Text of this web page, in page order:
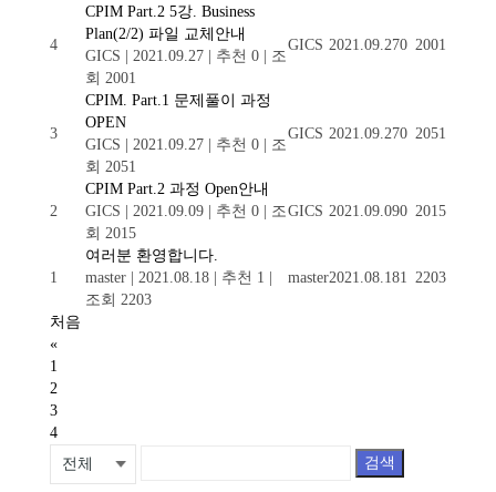
4
CPIM Part.2 5강. Business
Plan(2/2) 파일 교체안내
GICS
2021.09.27 추천 0
조
회 2001
GICS 2021.09.270 2001
3
CPIM. Part.1 문제풀이 과정
OPEN
GICS
2021.09.27 추천 0
조
회 2051
GICS 2021.09.270 2051
2
CPIM Part.2 과정 Open안내
GICS
2021.09.09 추천 0
조
회 2015
GICS 2021.09.090 2015
1
여러분 환영합니다.
master
2021.08.18 추천 1
조회 2203
master2021.08.181 2203
처음
«
1
2
3
4
검색